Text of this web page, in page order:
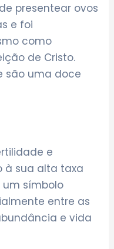
presentear ovos
e foi
como
de Cristo.
são uma doce
e
à sua alta taxa
um símbolo
entre as
e vida